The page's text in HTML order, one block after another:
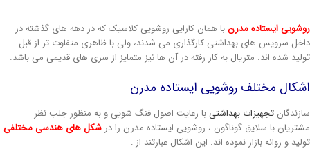
ایستاده مدرنبا همان کارایی روشویی کلاسیک که در دهه های گذشته در
سرویس های بهداشتی کارگذاری می شدند، ولی با ظاهری متفاوت تر از قبل
شده اند. متریال به کار رفته در آن ها نیز متمایز از سری های قدیمی می باشد.
مختلف روشویی ایستاده مدرن
تجهیزات بهداشتیبا رعایت اصول فنگ شویی و به منظور جلب نظر
با سلایق گوناگون ، روشویی ایستاده مدرن را درشکل های هندسی مختلفی
و روانه بازار نموده اند. این اشکال عبارتند از :